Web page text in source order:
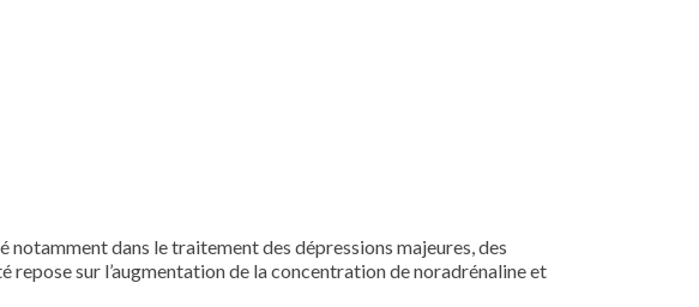
dans le traitement des dépressions majeures, des
repose sur l’augmentation de la concentration de noradrénaline et